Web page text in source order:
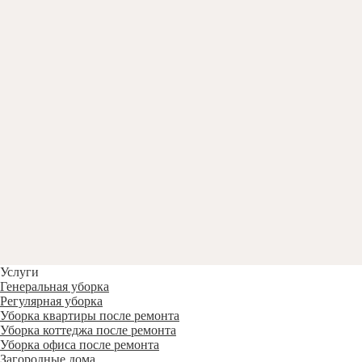
Услуги
Генеральная уборка
Регулярная уборка
Уборка квартиры после ремонта
Уборка коттеджа после ремонта
Уборка офиса после ремонта
Загородные дома